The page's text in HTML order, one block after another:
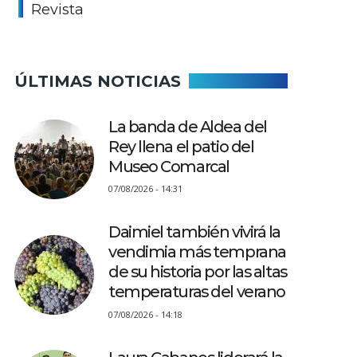
Revista
ÚLTIMAS NOTICIAS
La banda de Aldea del
Rey llena el patio del
Museo Comarcal
07/08/2026 - 14:31
Daimiel también vivirá la
vendimia más temprana
de su historia por las altas
temperaturas del verano
07/08/2026 - 14:18